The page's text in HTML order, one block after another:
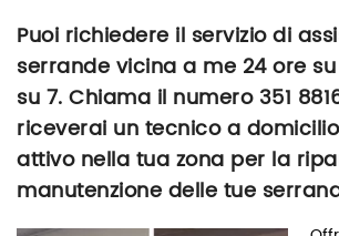
Puoi richiedere il servizio di
serrande vicina a me 24 ore
su 7. Chiama il numero 351
riceverai un tecnico a
attivo nella tua zona per la
manutenzione delle tue